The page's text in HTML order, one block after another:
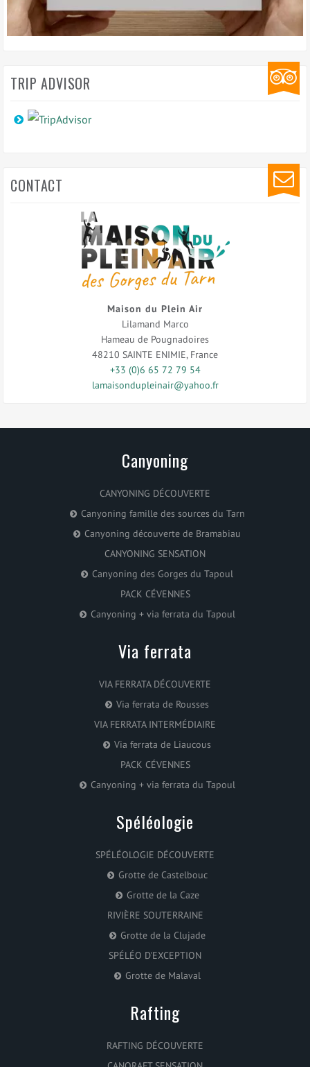
TRIP ADVISOR
CONTACT
Maison du Plein Air
Lilamand Marco
Hameau de Pougnadoires
48210 SAINTE ENIMIE, France
+33 (0)6 65 72 79 54
lamaisondupleinair@yahoo.fr
Canyoning
CANYONING DÉCOUVERTE
Canyoning famille des sources du Tarn
Canyoning découverte de Bramabiau
CANYONING SENSATION
Canyoning des Gorges du Tapoul
PACK CÉVENNES
Canyoning + via ferrata du Tapoul
Via ferrata
VIA FERRATA DÉCOUVERTE
Via ferrata de Rousses
VIA FERRATA INTERMÉDIAIRE
Via ferrata de Liaucous
PACK CÉVENNES
Canyoning + via ferrata du Tapoul
Spéléologie
SPÉLÉOLOGIE DÉCOUVERTE
Grotte de Castelbouc
Grotte de la Caze
RIVIÈRE SOUTERRAINE
Grotte de la Clujade
SPÉLÉO D'EXCEPTION
Grotte de Malaval
Rafting
RAFTING DÉCOUVERTE